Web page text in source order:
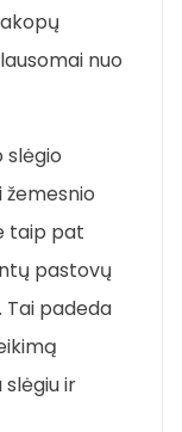
nuo
slėgio
žemesnio
taip pat
pastovų
Tai padeda
ir